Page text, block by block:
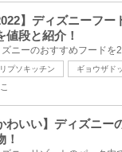
】ディズニーフ
値段と紹介！
プソキッチン ギョウザド
わいい】ディズニ
！